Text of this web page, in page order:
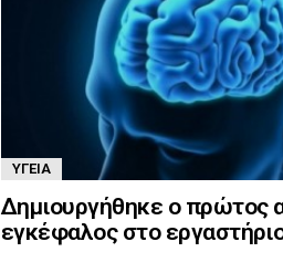
ΥΓΕΊΑ
Δημιουργήθηκε ο πρώτος
εγκέφαλος στο